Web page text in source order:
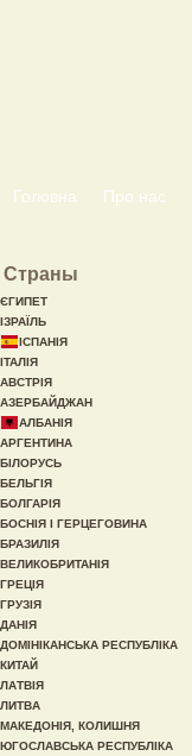
Головна Про нас
Страны
ЄГИПЕТ
ІЗРАЇЛЬ
ІСПАНІЯ
ІТАЛІЯ
АВСТРІЯ
АЗЕРБАЙДЖАН
АЛБАНІЯ
АРГЕНТИНА
БІЛОРУСЬ
БЕЛЬГІЯ
БОЛГАРІЯ
БОСНІЯ І ГЕРЦЕГОВИНА
БРАЗИЛІЯ
ВЕЛИКОБРИТАНІЯ
ГРЕЦІЯ
ГРУЗІЯ
ДАНІЯ
ДОМІНІКАНСЬКА РЕСПУБЛІКА
КИТАЙ
ЛАТВІЯ
ЛИТВА
МАКЕДОНІЯ, КОЛИШНЯ
ЮГОСЛАВСЬКА РЕСПУБЛІКА